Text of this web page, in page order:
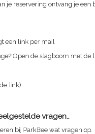
je reservering ontvang je
een link per mail
Open de slagboom met de
link)
vragen..
bij ParkBee wat vragen op.